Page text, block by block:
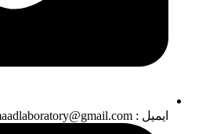
ایمیل : maadlaboratory@gmail.com